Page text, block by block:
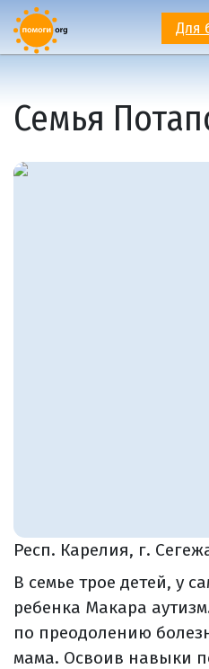
Для
Семья
Респ. Карелия, г.
В семье трое детей, у
ребенка Макара
по преодолению
мама. Освоив навыки